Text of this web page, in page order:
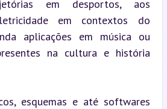
em desportos, aos
em contextos do
aplicações em música ou
na cultura e história
esquemas e até softwares